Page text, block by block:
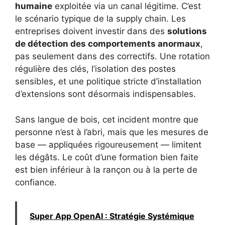
humaine exploitée via un canal légitime. C’est
le scénario typique de la supply chain. Les
entreprises doivent investir dans des solutions
de détection des comportements anormaux,
pas seulement dans des correctifs. Une rotation
régulière des clés, l’isolation des postes
sensibles, et une politique stricte d’installation
d’extensions sont désormais indispensables.
Sans langue de bois, cet incident montre que
personne n’est à l’abri, mais que les mesures de
base — appliquées rigoureusement — limitent
les dégâts. Le coût d’une formation bien faite
est bien inférieur à la rançon ou à la perte de
confiance.
Super App OpenAI : Stratégie Systémique